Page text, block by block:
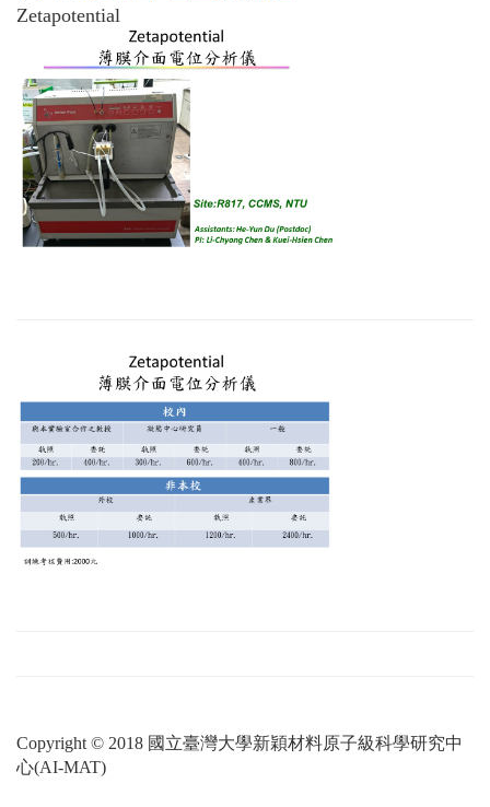
Zetapotential
Copyright © 2018 國立臺灣大學新穎材料原子級科學研究中
心(AI-MAT)